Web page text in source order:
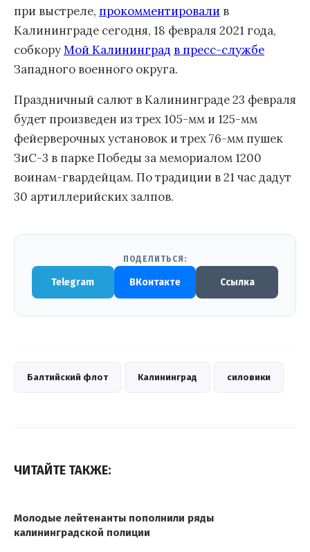
при выстреле, прокомментировали в
Калининграде сегодня, 18 февраля 2021 года,
собкоруМой Калининград в пресс-службе
Западного военного округа.
Праздничный салют в Калининграде 23 февраля
будет произведен из трех 105-мм и 125-мм
фейерверочных установок и трех 76-мм пушек
ЗиС-3 в парке Победы за мемориалом 1200
воинам-гвардейцам. По традиции в 21 час дадут
30 артиллерийских залпов.
ПОДЕЛИТЬСЯ:
Telegram ВКонтакте Ссылка
Балтийский флот Калининград силовики
ЧИТАЙТЕ ТАКЖЕ:
Молодые лейтенанты пополнили ряды
калининградской полиции